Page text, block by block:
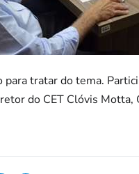
para tratar do tema.
do CET Clóvis